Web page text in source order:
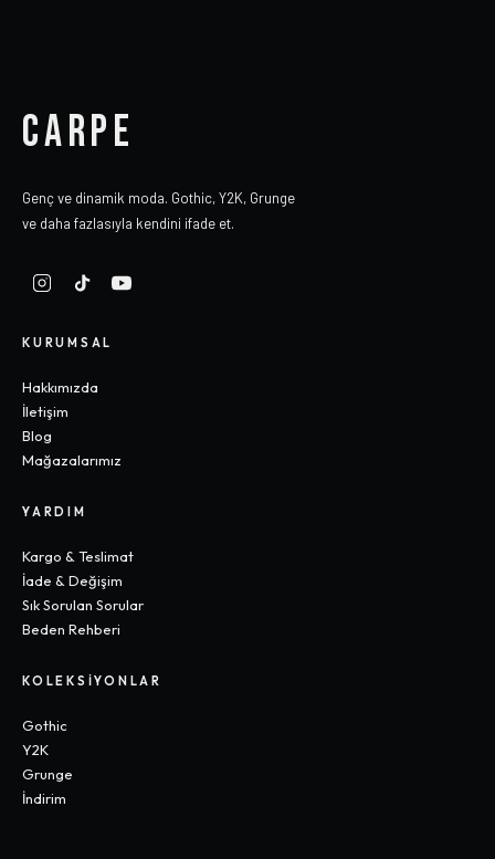
CARPE
Genç ve dinamik moda. Gothic, Y2K, Grunge
ve daha fazlasıyla kendini ifade et.
KURUMSAL
Hakkımızda
İletişim
Blog
Mağazalarımız
YARDIM
Kargo & Teslimat
İade & Değişim
Sık Sorulan Sorular
Beden Rehberi
KOLEKSIYONLAR
Gothic
Y2K
Grunge
İndirim